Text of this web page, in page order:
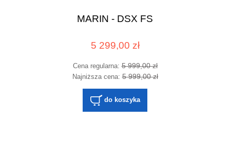
MARIN - DSX FS
5 299,00 zł
Cena regularna:5 999,00 zł
Najniższa cena:5 999,00 zł
do koszyka